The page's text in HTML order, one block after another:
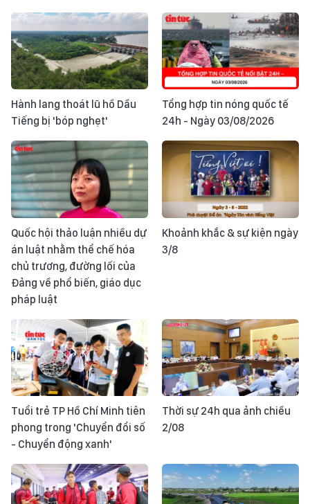
Hành lang thoát lũ hồ Dầu
Tiếng bị 'bóp nghẹt'
Tổng hợp tin nóng quốc tế
24h - Ngày 03/08/2026
Quốc hội thảo luận nhiều dự
án luật nhằm thể chế hóa
chủ trương, đường lối của
Đảng về phổ biến, giáo dục
pháp luật
Khoảnh khắc & sự kiện ngày
3/8
Tuổi trẻ TP Hồ Chí Minh tiên
phong trong 'Chuyển đổi số
- Chuyển động xanh'
Thời sự 24h qua ảnh chiều
2/08